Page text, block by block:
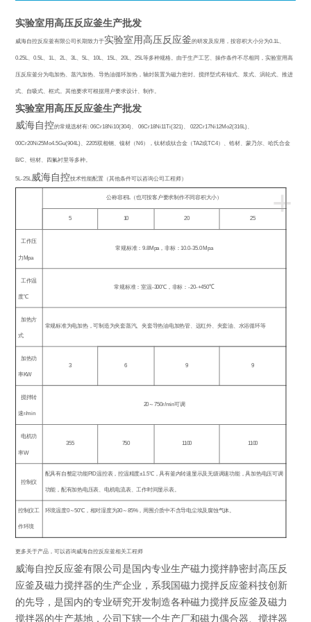
实验室用高压反应釜生产批发
威海自控反应釜有限公司长期致力于实验室用高压反应釜的研发及应用，按容积大小分为0.1L、
0.25L、0.5L、1L、2L、3L、5L、10L、15L、20L、25L等多种规格。由于生产工艺、操作条件不尽相同，实验室用高
压反应釜分为电加热、蒸汽加热、导热油循环加热，轴封装置为磁力密封。搅拌型式有锚式、浆式、涡轮式、推进
式、自吸式、框式。其他要求可根据用户要求设计、制作。
实验室用高压反应釜生产批发
威海自控的常规选材有: 06Cr18Ni10(304) 、06Cr18Ni11Ti(321) 、022Cr17Ni12Mo2(316L) 、
00Cr20Ni25Mo4.5Gu(904L) 、2205双相钢、镍材（ N6），钛材或钛合金（TA2或TC4）、锆材、蒙乃尔、哈氏合金
B/C、钽材、四氟衬里等多种。
5L-25L 威海自控技术性能配置（其他条件可以咨询公司工程师）
+
公称容积L （也可按客户要求制作不同容积大小）
5 10 20 25
工作压
力 Mpa
常规标准：9.8Mpa，非标：10.0-35.0 Mpa
工作温
度℃
常规标准：室温-300℃ ，非标：-20-+450℃
加热方
式
常规标准为电加热，可制造为夹套蒸汽、夹套导热油电加热管、远红外、夹套油、水浴循环等
加热功
率KW
3 6 9 9
搅拌转
速r/min
20 ～750r/min可调
电机功
率W
355 750 1100 1100
控制仪
配具有自整定功能PID温控表，控温精度±1.5℃，具有釜内转速显示及无级调速功能，具加热电压可调
功能，配有加热电压表、电机电流表、工作时间显示表。
控制仪工
作环境
环境温度0～50℃ ，相对湿度为30 ～85%，周围介质中不含导电尘埃及腐蚀气体。
更多关于产品，可以咨询威海自控反应釜相关工程师
威海自控反应釜有限公司是国内专业生产磁力搅拌静密封高压反
应釜及磁力搅拌器的生产企业，系我国磁力搅拌反应釜科技创新
的先导，是国内的专业研究开发制造各种磁力搅拌反应釜及磁力
搅拌器的生产基地，公司下辖一个生产厂和磁力偶合器、搅拌器